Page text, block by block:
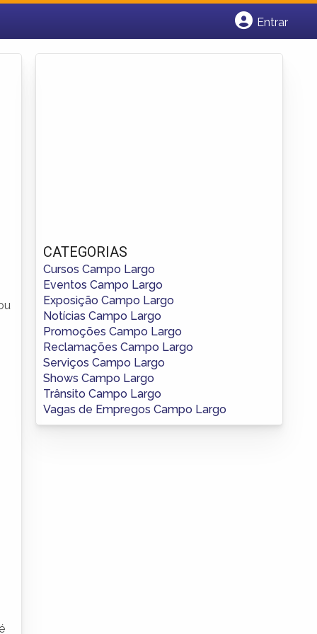
Entrar
CATEGORIAS
Cursos Campo Largo
Eventos Campo Largo
Exposição Campo Largo
Notícias Campo Largo
Promoções Campo Largo
Reclamações Campo Largo
Serviços Campo Largo
Shows Campo Largo
Trânsito Campo Largo
Vagas de Empregos Campo Largo